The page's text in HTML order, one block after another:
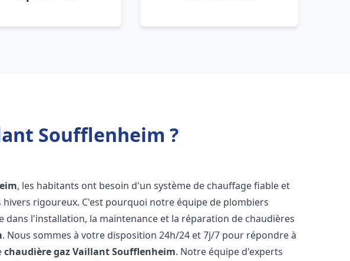
Soufflenheim ?
, les habitants ont besoin d'un système de chauffage fiable et
rigoureux. C'est pourquoi notre équipe de plombiers
dans l'installation, la maintenance et la réparation de chaudières
. Nous sommes à votre disposition 24h/24 et 7j/7 pour répondre à
chaudière gaz VaillantSoufflenheim. Notre équipe d'experts